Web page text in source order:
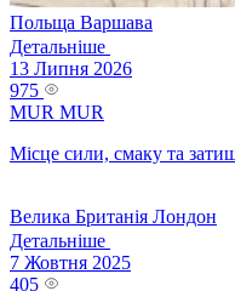
Польща Варшава
Детальніше
13 Липня 2026
975
MUR MUR
Місце сили, смаку та
Велика Британія Лондон
Детальніше
7 Жовтня 2025
405